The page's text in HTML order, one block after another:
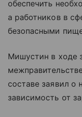
обеспечить
а работников в
безопасными
Мишустин в ходе
составе заявил о
зависимость от